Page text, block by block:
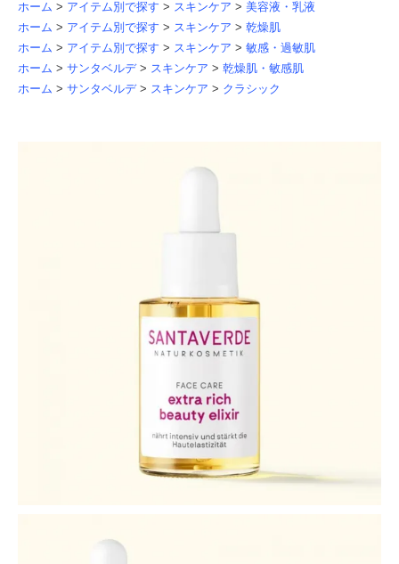
ホーム > アイテム別で探す > スキンケア > 美容液・乳液
ホーム > アイテム別で探す > スキンケア > 乾燥肌
ホーム > アイテム別で探す > スキンケア > 敏感・過敏肌
ホーム > サンタベルデ > スキンケア > 乾燥肌・敏感肌
ホーム > サンタベルデ > スキンケア > クラシック